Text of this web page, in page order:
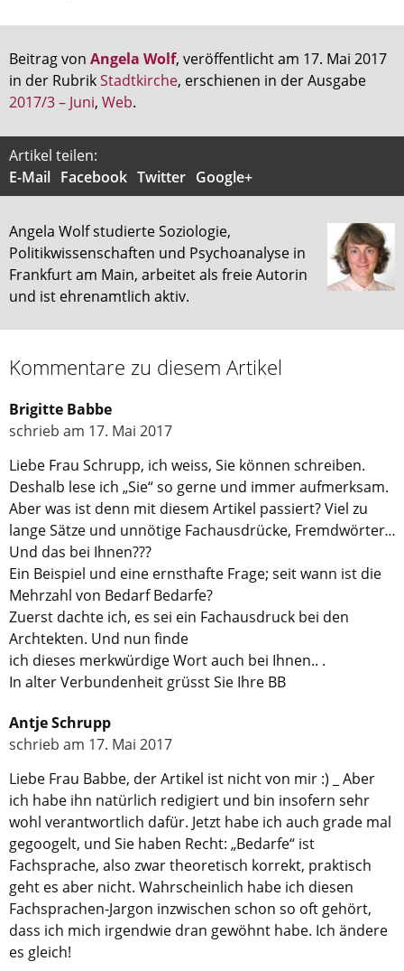
Beitrag von Angela Wolf, veröffentlicht am 17. Mai 2017
in der RubrikStadtkirche, erschienen in der Ausgabe
2017/3 – Juni, Web.
Artikel teilen:
E-Mail Facebook Twitter Google+
Angela Wolf studierte Soziologie,
Politikwissenschaften und Psychoanalyse in
Frankfurt am Main, arbeitet als freie Autorin
und ist ehrenamtlich aktiv.
Kommentare zu diesem Artikel
Brigitte Babbe
schrieb am 17. Mai 2017
Liebe Frau Schrupp, ich weiss, Sie können schreiben.
Deshalb lese ich „Sie“ so gerne und immer aufmerksam.
Aber was ist denn mit diesem Artikel passiert? Viel zu
lange Sätze und unnötige Fachausdrücke, Fremdwörter…
Und das bei Ihnen???
Ein Beispiel und eine ernsthafte Frage; seit wann ist die
Mehrzahl von Bedarf Bedarfe?
Zuerst dachte ich, es sei ein Fachausdruck bei den
Archtekten. Und nun finde
ich dieses merkwürdige Wort auch bei Ihnen.. .
In alter Verbundenheit grüsst Sie Ihre BB
Antje Schrupp
schrieb am 17. Mai 2017
Liebe Frau Babbe, der Artikel ist nicht von mir :) _ Aber
ich habe ihn natürlich redigiert und bin insofern sehr
wohl verantwortlich dafür. Jetzt habe ich auch grade mal
gegoogelt, und Sie haben Recht: „Bedarfe“ ist
Fachsprache, also zwar theoretisch korrekt, praktisch
geht es aber nicht. Wahrscheinlich habe ich diesen
Fachsprachen-Jargon inzwischen schon so oft gehört,
dass ich mich irgendwie dran gewöhnt habe. Ich ändere
es gleich!